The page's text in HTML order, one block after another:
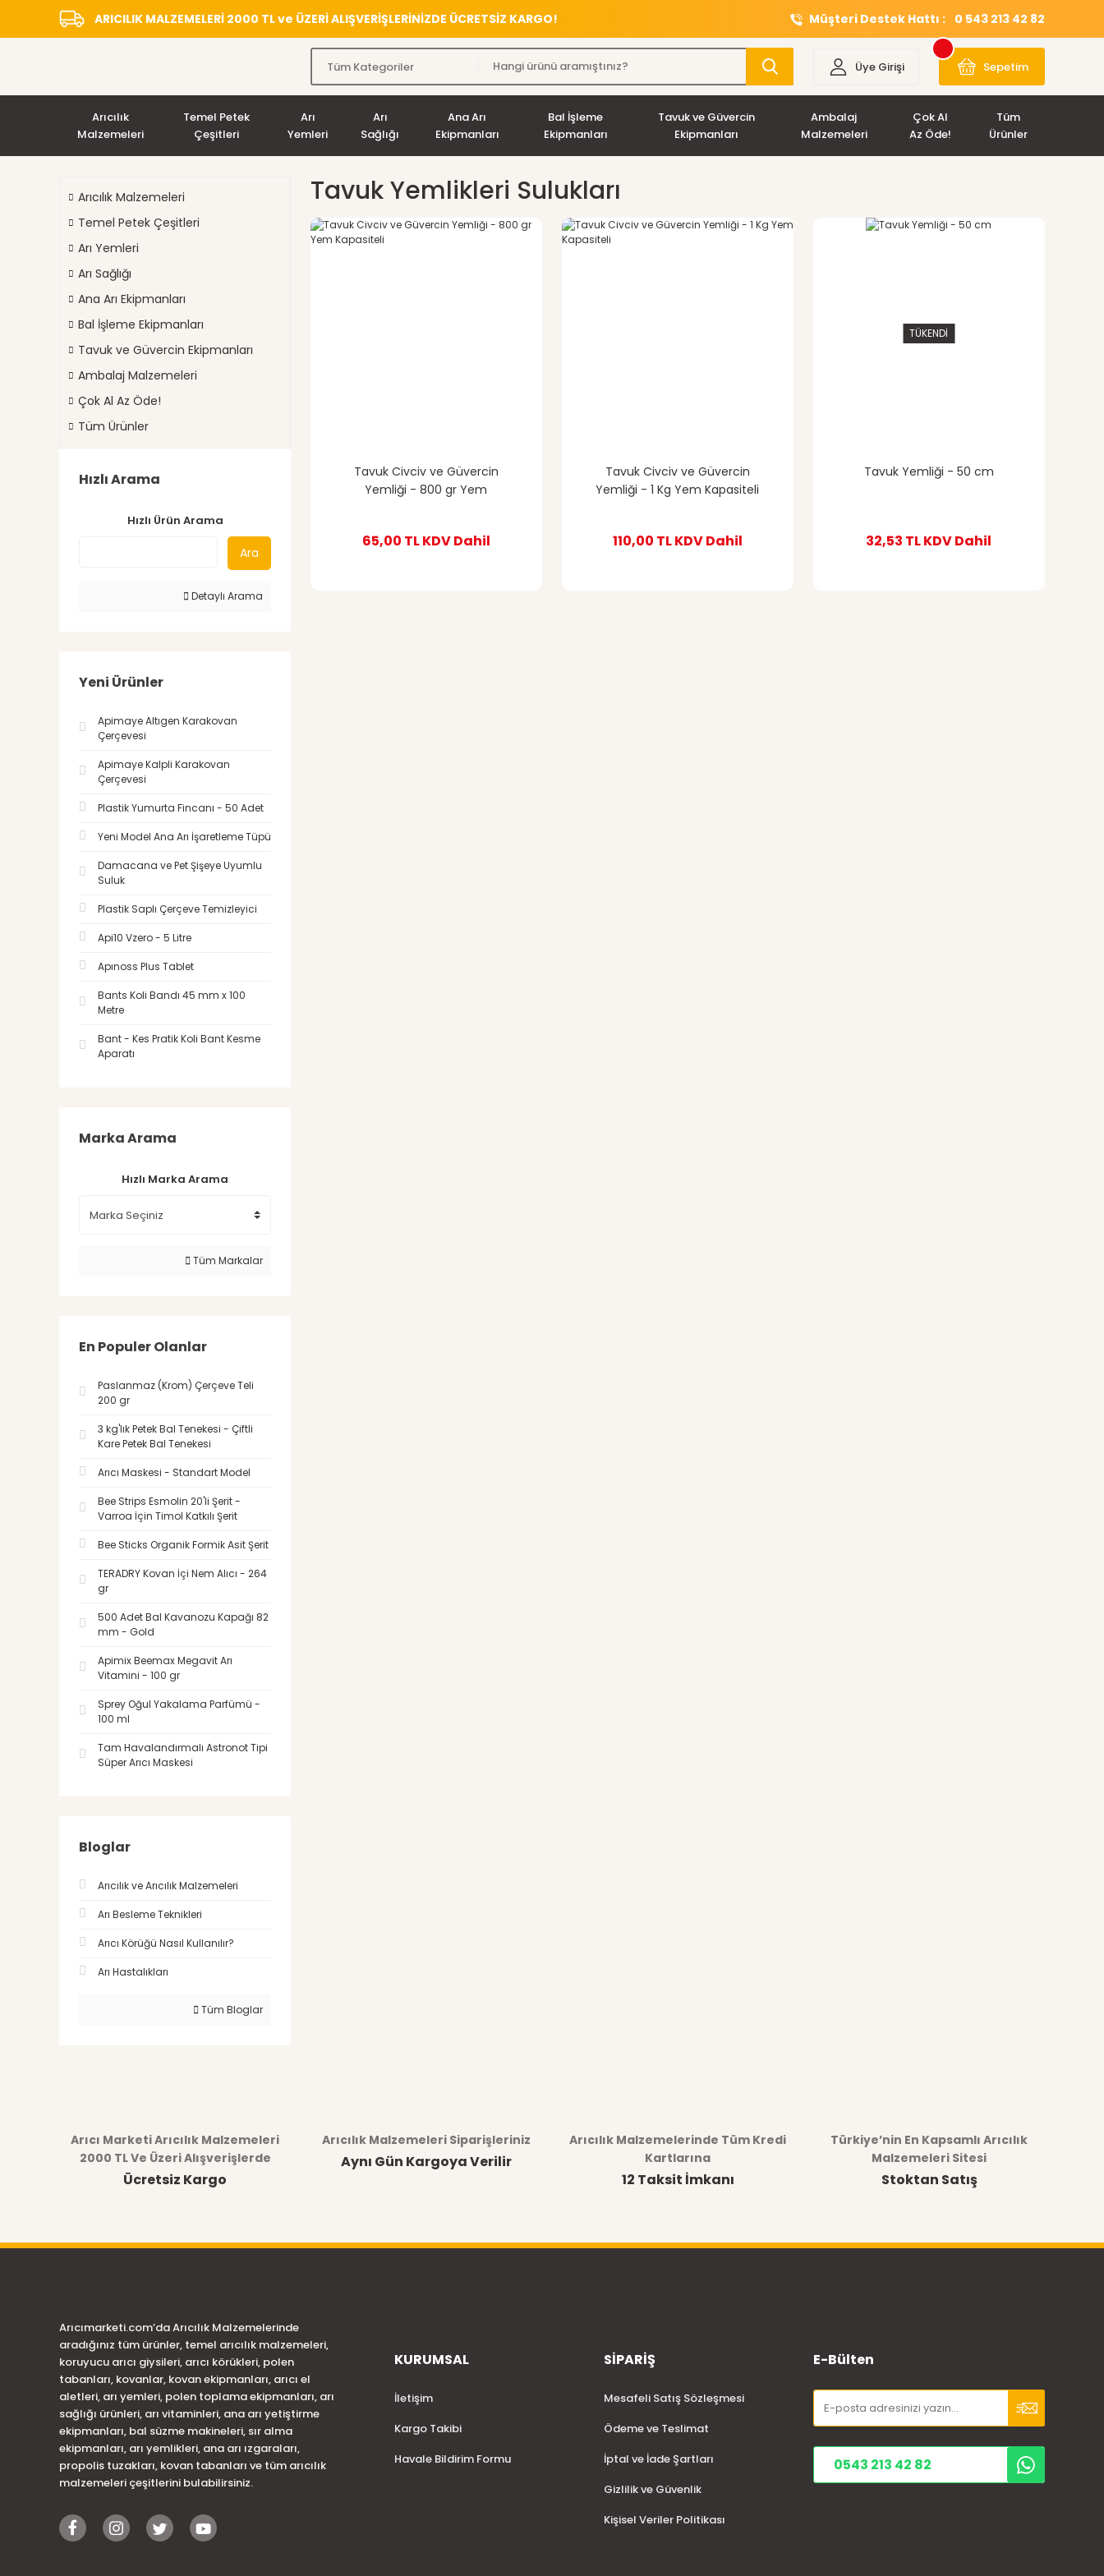
ARICILIK MALZEMELERİ 2000 TL ve ÜZERİ ALIŞVERİŞLERİNİZDE ÜCRETSİZ KARGO! Müşteri Destek Hattı : 0 543 213 42 82
Üye Girişi Sepetim
Arıcılık
Malzemeleri
Temel Petek
Çeşitleri
Arı
Yemleri
Arı
Sağlığı
Ana Arı
Ekipmanları
Bal İşleme
Ekipmanları
Tavuk ve Güvercin
Ekipmanları
Ambalaj
Malzemeleri
Çok Al
Az Öde!
Tüm
Ürünler
Arıcılık Malzemeleri
Temel Petek Çeşitleri
Arı Yemleri
Arı Sağlığı
Ana Arı Ekipmanları
Bal İşleme Ekipmanları
Tavuk ve Güvercin Ekipmanları
Ambalaj Malzemeleri
Çok Al Az Öde!
Tüm Ürünler
Hızlı Arama
Hızlı Ürün Arama
Ara
Detaylı Arama
Yeni Ürünler
Apimaye Altıgen Karakovan
Çerçevesi
Apimaye Kalpli Karakovan
Çerçevesi
Plastik Yumurta Fincanı - 50 Adet
Yeni Model Ana Arı İşaretleme Tüpü
Damacana ve Pet Şişeye Uyumlu
Suluk
Plastik Saplı Çerçeve Temizleyici
Api10 Vzero - 5 Litre
Apınoss Plus Tablet
Bants Koli Bandı 45 mm x 100
Metre
Bant - Kes Pratik Koli Bant Kesme
Aparatı
Marka Arama
Hızlı Marka Arama
Tüm Markalar
En Populer Olanlar
Paslanmaz (Krom) Çerçeve Teli
200 gr
3 kg'lık Petek Bal Tenekesi - Çiftli
Kare Petek Bal Tenekesi
Arıcı Maskesi - Standart Model
Bee Strips Esmolin 20'li Şerit -
Varroa İçin Timol Katkılı Şerit
Bee Sticks Organik Formik Asit Şerit
TERADRY Kovan İçi Nem Alıcı - 264
gr
500 Adet Bal Kavanozu Kapağı 82
mm - Gold
Apimix Beemax Megavit Arı
Vitamini - 100 gr
Sprey Oğul Yakalama Parfümü -
100 ml
Tam Havalandırmalı Astronot Tipi
Süper Arıcı Maskesi
Bloglar
Arıcılık ve Arıcılık Malzemeleri
Arı Besleme Teknikleri
Arıcı Körüğü Nasıl Kullanılır?
Arı Hastalıkları
Tüm Bloglar
Tavuk Yemlikleri Sulukları
Tavuk Civciv ve Güvercin
Yemliği - 800 gr Yem
65,00 TLKDV Dahil
Tavuk Civciv ve Güvercin
Yemliği - 1 Kg Yem Kapasiteli
110,00 TLKDV Dahil
TÜKENDİ
Tavuk Yemliği - 50 cm
32,53 TLKDV Dahil
Arıcı Marketi Arıcılık Malzemeleri
2000 TL Ve Üzeri Alışverişlerde
Ücretsiz Kargo
Arıcılık Malzemeleri Siparişleriniz
Aynı Gün Kargoya Verilir
Arıcılık Malzemelerinde Tüm Kredi
Kartlarına
12 Taksit İmkanı
Türkiye’nin En Kapsamlı Arıcılık
Malzemeleri Sitesi
Stoktan Satış
Arıcımarketi.com’da Arıcılık Malzemelerinde
aradığınız tüm ürünler, temel arıcılık malzemeleri,
koruyucu arıcı giysileri, arıcı körükleri, polen
tabanları, kovanlar, kovan ekipmanları, arıcı el
aletleri, arı yemleri, polen toplama ekipmanları, arı
sağlığı ürünleri, arı vitaminleri, ana arı yetiştirme
ekipmanları, bal süzme makineleri, sır alma
ekipmanları, arı yemlikleri, ana arı ızgaraları,
propolis tuzakları, kovan tabanları ve tüm arıcılık
malzemeleri çeşitlerini bulabilirsiniz.
KURUMSAL
İletişim
Kargo Takibi
Havale Bildirim Formu
SİPARİŞ
Mesafeli Satış Sözleşmesi
Ödeme ve Teslimat
İptal ve İade Şartları
Gizlilik ve Güvenlik
Kişisel Veriler Politikası
E-Bülten
0543 213 42 82